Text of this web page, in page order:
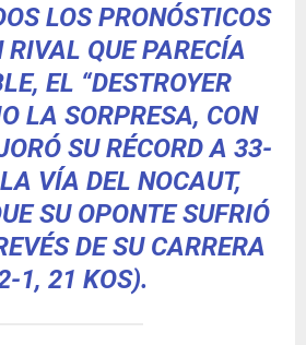
LOS PRONÓSTICOS
RIVAL QUE PARECÍA
EL “DESTROYER
LA SORPRESA, CON
SU RÉCORD A 33-
VÍA DEL NOCAUT,
SU OPONTE SUFRIÓ
DE SU CARRERA
1, 21 KOS).